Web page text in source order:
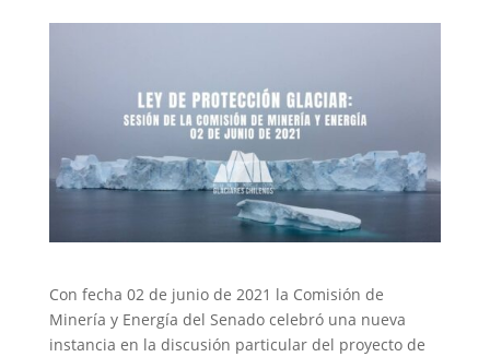
Con fecha 02 de junio de 2021 la Comisión de
Minería y Energía del Senado celebró una nueva
instancia en la discusión particular del proyecto de